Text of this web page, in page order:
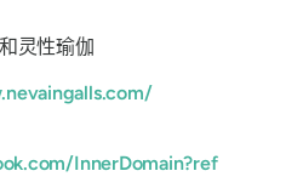
灵性瑜伽
InnerDomain?ref